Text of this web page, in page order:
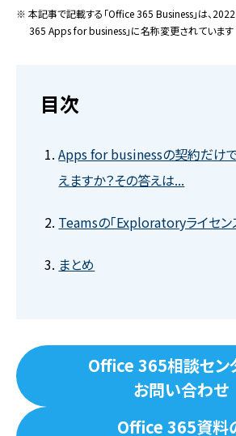
※ 本記事で記載する「Office 365 Business」は、
365 Apps for business」に名称変更されています
目次
Apps for businessの契約だけ
えますか？その答えは...
Teamsの「Exploratoryライセン
まとめ
Office 365相談セン
お問い合わせ
Office 365資料